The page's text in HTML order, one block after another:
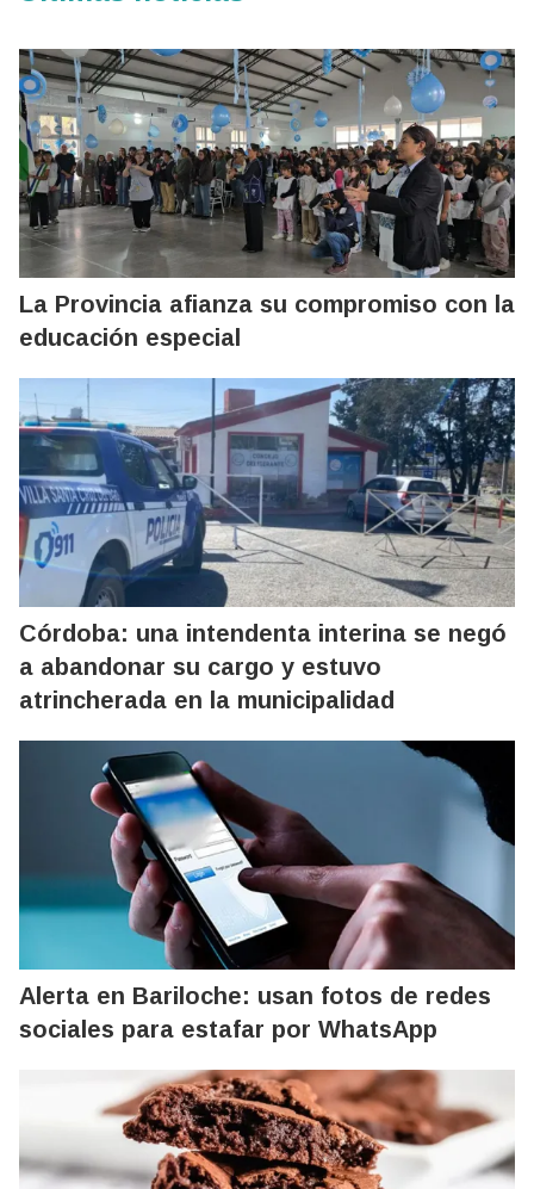
La Provincia afianza su compromiso con la
educación especial
Córdoba: una intendenta interina se negó
a abandonar su cargo y estuvo
atrincherada en la municipalidad
Alerta en Bariloche: usan fotos de redes
sociales para estafar por WhatsApp